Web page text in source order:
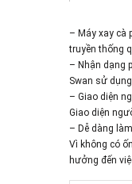
– Máy xay cà
truyền thống
– Nhận dạng
Swan sử
– Giao diện
Giao diện
– Dễ dàng
Vì không có
hưởng đến